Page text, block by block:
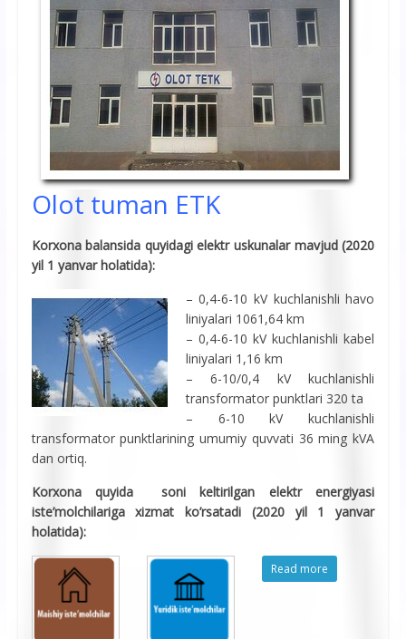
Olot tuman ETK
Korxona balansida quyidagi elektr uskunalar mavjud (2020
yil 1 yanvar holatida):
– 0,4-6-10 kV kuchlanishli havo
liniyalari 1061,64 km
– 0,4-6-10 kV kuchlanishli kabel
liniyalari 1,16 km
– 6-10/0,4 kV kuchlanishli
transformator punktlari 320 ta
– 6-10 kV kuchlanishli
transformator punktlarining umumiy quvvati 36 ming kVA
dan ortiq.
Korxona quyida soni keltirilgan elektr energiyasi
iste’molchilariga xizmat ko’rsatadi (2020 yil 1 yanvar
holatida):
Read more